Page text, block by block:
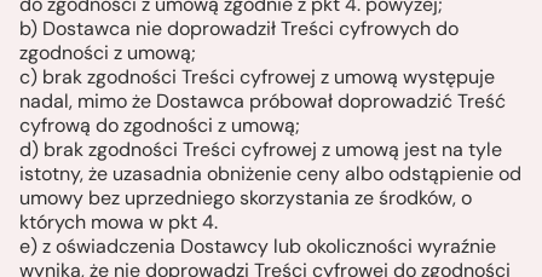
b) Dostawca nie doprowadził Treści cyfrowych do
zgodności z umową;
c) brak zgodności Treści cyfrowej z umową występuje
nadal, mimo że Dostawca próbował doprowadzić Treść
cyfrową do zgodności z umową;
d) brak zgodności Treści cyfrowej z umową jest na tyle
istotny, że uzasadnia obniżenie ceny albo odstąpienie od
umowy bez uprzedniego skorzystania ze środków, o
których mowa w pkt 4.
e) z oświadczenia Dostawcy lub okoliczności wyraźnie
wynika, że nie doprowadzi Treści cyfrowej do zgodności